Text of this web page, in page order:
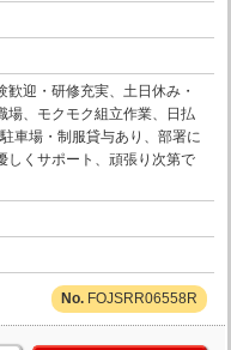
迎・研修充実、土日休み・
場、モクモク組立作業、日払
車場・制服貸与あり、部署に
しくサポート、頑張り次第で
FOJSRR06558R